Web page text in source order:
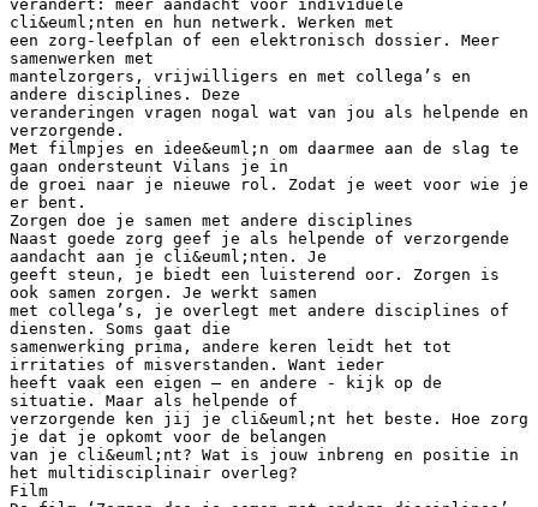
verandert: meer aandacht voor individuele
cli&euml;nten en hun netwerk. Werken met
een zorg-leefplan of een elektronisch dossier. Meer
samenwerken met
mantelzorgers, vrijwilligers en met collega’s en
andere disciplines. Deze
veranderingen vragen nogal wat van jou als helpende en
verzorgende.
Met filmpjes en idee&euml;n om daarmee aan de slag te
gaan ondersteunt Vilans je in
de groei naar je nieuwe rol. Zodat je weet voor wie je
er bent.
Zorgen doe je samen met andere disciplines
Naast goede zorg geef je als helpende of verzorgende
aandacht aan je cli&euml;nten. Je
geeft steun, je biedt een luisterend oor. Zorgen is
ook samen zorgen. Je werkt samen
met collega’s, je overlegt met andere disciplines of
diensten. Soms gaat die
samenwerking prima, andere keren leidt het tot
irritaties of misverstanden. Want ieder
heeft vaak een eigen – en andere - kijk op de
situatie. Maar als helpende of
verzorgende ken jij je cli&euml;nt het beste. Hoe zorg
je dat je opkomt voor de belangen
van je cli&euml;nt? Wat is jouw inbreng en positie in
het multidisciplinair overleg?
Film